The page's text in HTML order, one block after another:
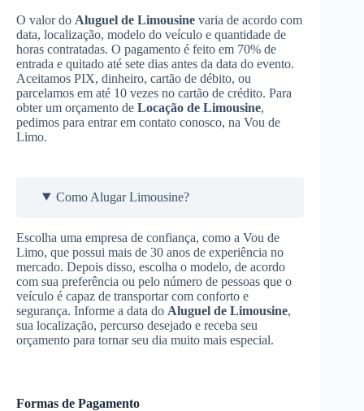
O valor do Aluguel de Limousine varia de acordo com
data, localização, modelo do veículo e quantidade de
horas contratadas. O pagamento é feito em 70% de
entrada e quitado até sete dias antes da data do evento.
Aceitamos PIX, dinheiro, cartão de débito, ou
parcelamos em até 10 vezes no cartão de crédito. Para
obter um orçamento de Locação de Limousine,
pedimos para entrar em contato conosco, na Vou de
Limo.
Como Alugar Limousine?
Escolha uma empresa de confiança, como a Vou de
Limo, que possui mais de 30 anos de experiência no
mercado. Depois disso, escolha o modelo, de acordo
com sua preferência ou pelo número de pessoas que o
veículo é capaz de transportar com conforto e
segurança. Informe a data do Aluguel de Limousine,
sua localização, percurso desejado e receba seu
orçamento para tornar seu dia muito mais especial.
Formas de Pagamento